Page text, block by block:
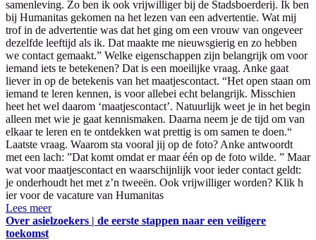
samenleving. Zo ben ik ook vrijwilliger bij de Stadsboerderij. Ik ben
bij Humanitas gekomen na het lezen van een advertentie. Wat mij
trof in de advertentie was dat het ging om een vrouw van ongeveer
dezelfde leeftijd als ik. Dat maakte me nieuwsgierig en zo hebben
we contact gemaakt.” Welke eigenschappen zijn belangrijk om voor
iemand iets te betekenen? Dat is een moeilijke vraag. Anke gaat
liever in op de betekenis van het maatjescontact. “Het open staan om
iemand te leren kennen, is voor allebei echt belangrijk. Misschien
heet het wel daarom ‘maatjescontact’. Natuurlijk weet je in het begin
alleen met wie je gaat kennismaken. Daarna neem je de tijd om van
elkaar te leren en te ontdekken wat prettig is om samen te doen.“
Laatste vraag. Waarom sta vooral jij op de foto? Anke antwoordt
met een lach: ”Dat komt omdat er maar één op de foto wilde. ” Maar
wat voor maatjescontact en waarschijnlijk voor ieder contact geldt:
je onderhoudt het met z’n tweeën. Ook vrijwilliger worden? Klik h
ier voor de vacature van Humanitas
Lees meer
Over asielzoekers | de eerste stappen naar een veiligere
toekomst